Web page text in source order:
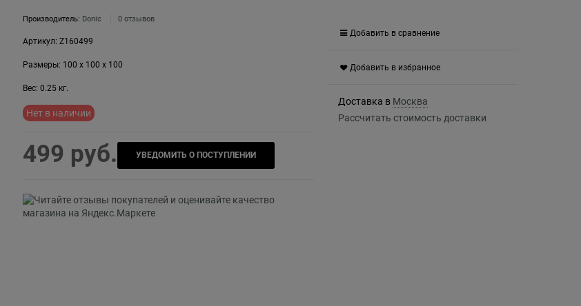
Производитель: Donic 0 отзывов
Артикул: Z160499
Размеры: 100 x 100 x 100
Вес: 0.25кг.
Нет в наличии
499 руб. УВЕДОМИТЬ О ПОСТУПЛЕНИИ
Добавить в сравнение
Добавить в избранное
Доставка в Москва
Рассчитать стоимость доставки